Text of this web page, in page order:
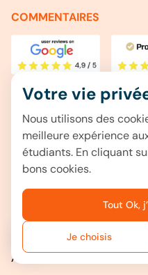
COMMENTAIRES
Rédaction de mémoire
Aéronautique
Agricole
Anglais
Arts
Agroalimentaire
Architecture
Votre vie
Nous utilisons des
meilleure expérience
étudiants. En cliquant
bons cookies.
Je choisis
Tout Ok,
Avez-